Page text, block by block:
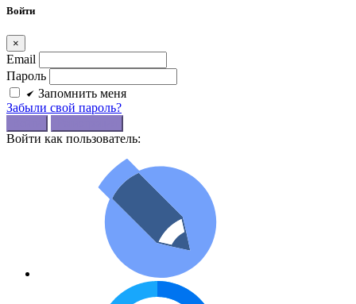
Войти
×
Email
Пароль
Запомнить меня
Забыли свой пароль?
Войти как пользователь: